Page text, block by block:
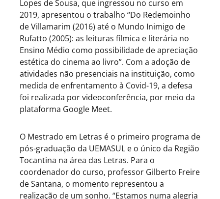
Lopes de Sousa, que ingressou no curso em
2019, apresentou o trabalho “Do Redemoinho
de Villamarim (2016) até o Mundo Inimigo de
Rufatto (2005): as leituras fílmica e literária no
Ensino Médio como possibilidade de apreciação
estética do cinema ao livro”. Com a adoção de
atividades não presenciais na instituição, como
medida de enfrentamento à Covid-19, a defesa
foi realizada por videoconferência, por meio da
plataforma Google Meet.
O Mestrado em Letras é o primeiro programa de
pós-graduação da UEMASUL e o único da Região
Tocantina na área das Letras. Para o
coordenador do curso, professor Gilberto Freire
de Santana, o momento representou a
realização de um sonho. “Estamos numa alegria